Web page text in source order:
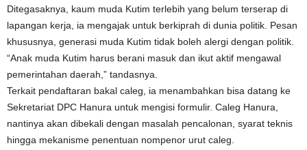
Ditegasaknya, kaum muda Kutim terlebih yang belum terserap di
lapangan kerja, ia mengajak untuk berkiprah di dunia politik. Pesan
khususnya, generasi muda Kutim tidak boleh alergi dengan politik.
“Anak muda Kutim harus berani masuk dan ikut aktif mengawal
pemerintahan daerah,” tandasnya.
Terkait pendaftaran bakal caleg, ia menambahkan bisa datang ke
Sekretariat DPC Hanura untuk mengisi formulir. Caleg Hanura,
nantinya akan dibekali dengan masalah pencalonan, syarat teknis
hingga mekanisme penentuan nompenor urut caleg.